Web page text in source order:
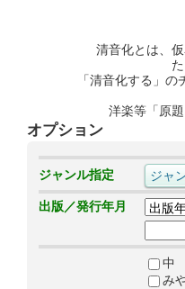
清音化とは、
「清音化する」
洋楽等「原
オプション
ジャンル指定
出版／発行年月
中
み